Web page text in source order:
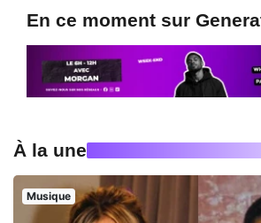
En ce moment sur
À la une
Musique